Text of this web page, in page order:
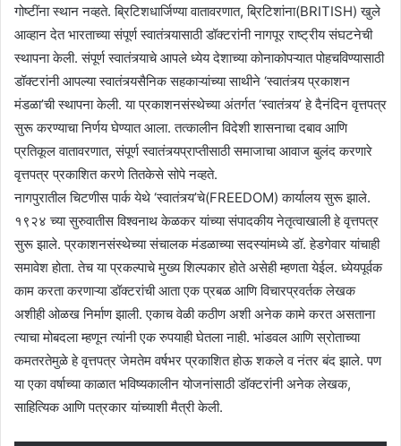
गोष्टींना स्थान नव्हते. ब्रिटिशधार्जिण्या वातावरणात, ब्रिटिशांना(BRITISH) खुले
आव्हान देत भारताच्या संपूर्ण स्वातंत्र्यासाठी डॉक्टरांनी नागपूर राष्ट्रीय संघटनेची
स्थापना केली. संपूर्ण स्वातंत्र्याचे आपले ध्येय देशाच्या कोनाकोपऱ्यात पोहचविण्यासाठी
डॉक्टरांनी आपल्या स्वातंत्र्यसैनिक सहकाऱ्यांच्या साथीने ‘स्वातंत्र्य प्रकाशन
मंडळा’ची स्थापना केली. या प्रकाशनसंस्थेच्या अंतर्गत ‘स्वातंत्र्य’ हे दैनंदिन वृत्तपत्र
सुरू करण्याचा निर्णय घेण्यात आला. तत्कालीन विदेशी शासनाचा दबाव आणि
प्रतिकूल वातावरणात, संपूर्ण स्वातंत्र्यप्राप्तीसाठी समाजाचा आवाज बुलंद करणारे
वृत्तपत्र प्रकाशित करणे तितकेसे सोपे नव्हते.
नागपुरातील चिटणीस पार्क येथे ‘स्वातंत्र्य’चे(FREEDOM) कार्यालय सुरू झाले.
१९२४ च्या सुरुवातीस विश्वनाथ केळकर यांच्या संपादकीय नेतृत्वाखाली हे वृत्तपत्र
सुरू झाले. प्रकाशनसंस्थेच्या संचालक मंडळाच्या सदस्यांमध्ये डॉ. हेडगेवार यांचाही
समावेश होता. तेच या प्रकल्पाचे मुख्य शिल्पकार होते असेही म्हणता येईल. ध्येयपूर्वक
काम करता करणाऱ्या डॉक्टरांची आता एक प्रबळ आणि विचारप्रवर्तक लेखक
अशीही ओळख निर्माण झाली. एकाच वेळी कठीण अशी अनेक कामे करत असताना
त्याचा मोबदला म्हणून त्यांनी एक रुपयाही घेतला नाही. भांडवल आणि स्रोताच्या
कमतरतेमुळे हे वृत्तपत्र जेमतेम वर्षभर प्रकाशित होऊ शकले व नंतर बंद झाले. पण
या एका वर्षाच्या काळात भविष्यकालीन योजनांसाठी डॉक्टरांनी अनेक लेखक,
साहित्यिक आणि पत्रकार यांच्याशी मैत्री केली.